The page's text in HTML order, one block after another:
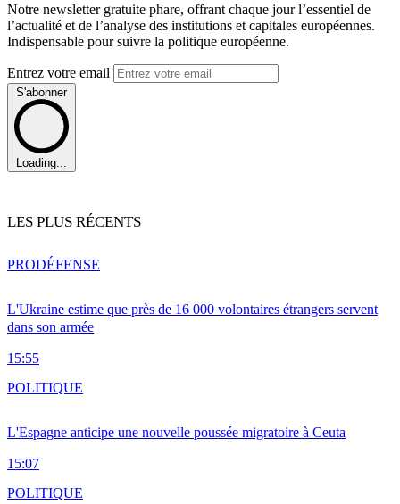
Notre newsletter gratuite phare, offrant chaque jour l’essentiel de
l’actualité et de l’analyse des institutions et capitales européennes.
Indispensable pour suivre la politique européenne.
Entrez votre email
S'abonner
Loading...
LES PLUS RÉCENTS
L'Ukraine estime que près de 16 000 volontaires étrangers servent
dans son armée
15:55
PRODÉFENSE
L'Espagne anticipe une nouvelle poussée migratoire à Ceuta
15:07
POLITIQUE
POLITIQUE